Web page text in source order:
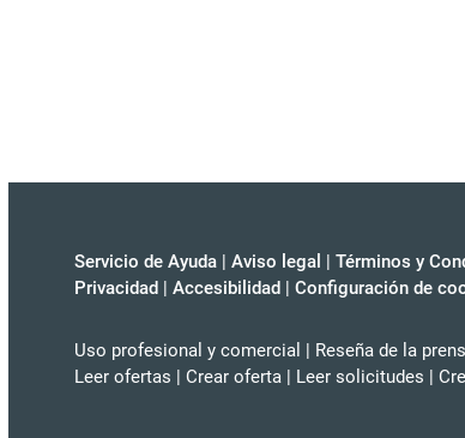
Servicio de Ayuda | Aviso legal | Términos y
Privacidad | Accesibilidad | Configuración de
Uso profesional y comercial | Reseña de la
Leer ofertas | Crear oferta | Leer solicitudes |